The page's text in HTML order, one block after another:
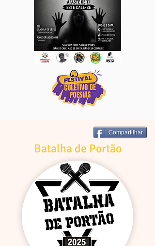
Compartilhar
Batalha de Portão